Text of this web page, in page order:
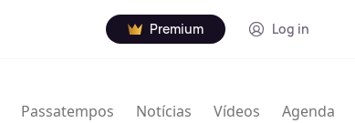
Premium Log in
Passatempos Notícias Vídeos Agenda